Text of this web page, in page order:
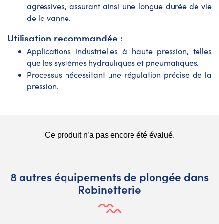
agressives, assurant ainsi une longue durée de vie
de la vanne.
Utilisation recommandée :
Applications industrielles à haute pression, telles
que les systèmes hydrauliques et pneumatiques.
Processus nécessitant une régulation précise de la
pression.
8 autres équipements de plongée dans
Robinetterie